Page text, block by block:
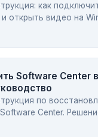
как
открыть видео на
Software Center
по
Software Center.